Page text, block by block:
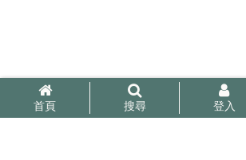
首頁 搜尋 登入